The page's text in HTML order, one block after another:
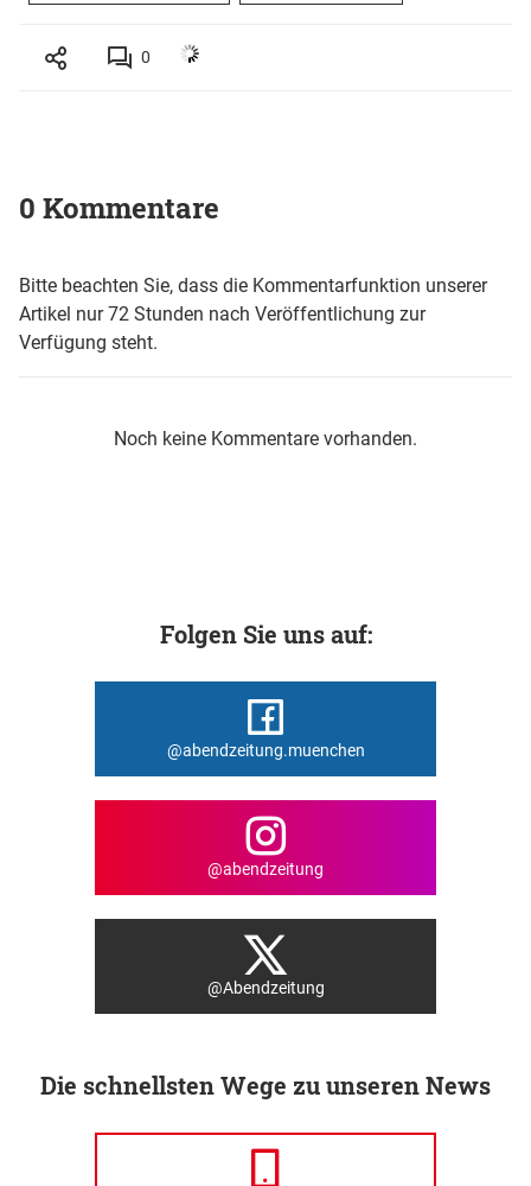
0
0 Kommentare
Bitte beachten Sie, dass die Kommentarfunktion unserer
Artikel nur 72 Stunden nach Veröffentlichung zur
Verfügung steht.
Noch keine Kommentare vorhanden.
Folgen Sie uns auf:
@abendzeitung.muenchen
@abendzeitung
@Abendzeitung
Die schnellsten Wege zu unseren News